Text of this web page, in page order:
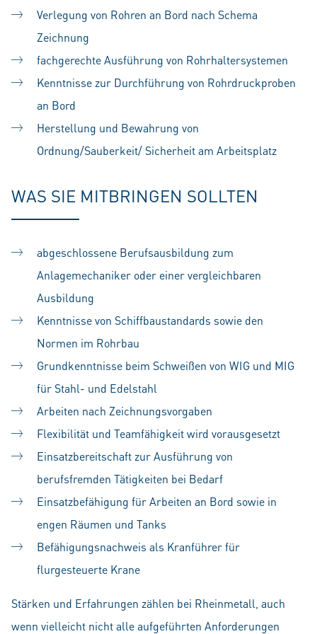
Verlegung von Rohren an Bord nach Schema
Zeichnung
fachgerechte Ausführung von Rohrhaltersystemen
Kenntnisse zur Durchführung von Rohrdruckproben
an Bord
Herstellung und Bewahrung von
Ordnung/Sauberkeit/ Sicherheit am Arbeitsplatz
WAS SIE MITBRINGEN SOLLTEN
abgeschlossene Berufsausbildung zum
Anlagemechaniker oder einer vergleichbaren
Ausbildung
Kenntnisse von Schiffbaustandards sowie den
Normen im Rohrbau
Grundkenntnisse beim Schweißen von WIG und MIG
für Stahl- und Edelstahl
Arbeiten nach Zeichnungsvorgaben
Flexibilität und Teamfähigkeit wird vorausgesetzt
Einsatzbereitschaft zur Ausführung von
berufsfremden Tätigkeiten bei Bedarf
Einsatzbefähigung für Arbeiten an Bord sowie in
engen Räumen und Tanks
Befähigungsnachweis als Kranführer für
flurgesteuerte Krane
Stärken und Erfahrungen zählen bei Rheinmetall, auch
wenn vielleicht nicht alle aufgeführten Anforderungen